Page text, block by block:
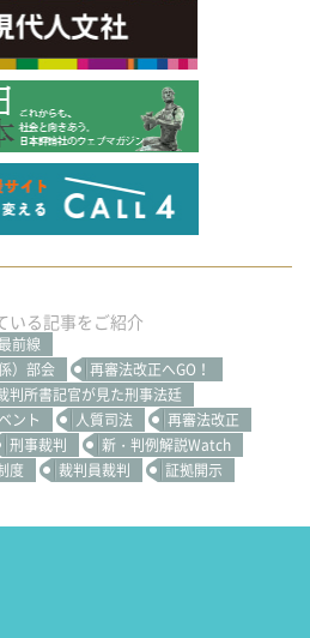
いる記事をご紹介
前線
）部会
再審法改正へGO！
判所書記官が見た刑事法廷
ント 人質司法
再審法改正
刑事裁判
新・判例解説Watch
度 裁判員裁判 証拠開示